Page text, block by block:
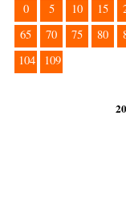
0 5 10 15
65
70 75 80
104
109